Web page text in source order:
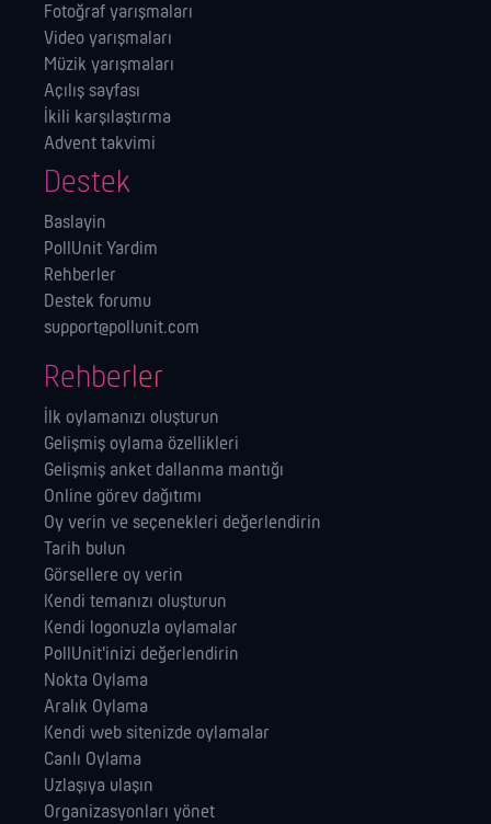
Fotoğraf yarışmaları
Video yarışmaları
Müzik yarışmaları
Açılış sayfası
İkili karşılaştırma
Advent takvimi
Destek
Baslayin
PollUnit Yardim
Rehberler
Destek forumu
support@pollunit.com
Rehberler
İlk oylamanızı oluşturun
Gelişmiş oylama özellikleri
Gelişmiş anket dallanma mantığı
Online görev dağıtımı
Oy verin ve seçenekleri değerlendirin
Tarih bulun
Görsellere oy verin
Kendi temanızı oluşturun
Kendi logonuzla oylamalar
PollUnit'inizi değerlendirin
Nokta Oylama
Aralık Oylama
Kendi web sitenizde oylamalar
Canlı Oylama
Uzlaşıya ulaşın
Organizasyonları yönet